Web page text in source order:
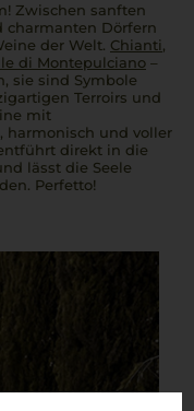
Zwischen sanften
charmanten Dörfern
der Welt. Chianti,
di Montepulciano –
sie sind Symbole
Terroirs und
mit
harmonisch und voller
direkt in die
lässt die Seele
Perfetto!